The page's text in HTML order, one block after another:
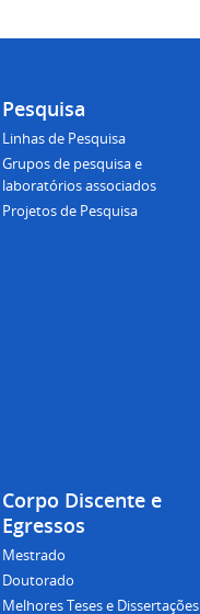
Pesquisa
Linhas de Pesquisa
Grupos de pesquisa e
laboratórios associados
Projetos de Pesquisa
Corpo Discente e
Egressos
Mestrado
Doutorado
Melhores Teses e Dissertações